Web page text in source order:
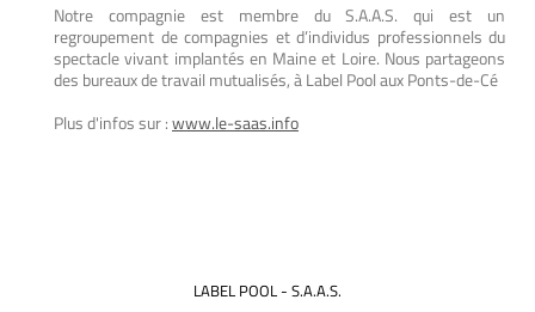
Notre compagnie est membre du S.A.A.S. qui est un
regroupement de compagnies et d’individus professionnels du
spectacle vivant implantés en Maine et Loire. Nous partageons
des bureaux de travail mutualisés, à Label Pool aux Ponts-de-Cé
Plus d'infos sur :www.le-saas.info
LABEL POOL - S.A.A.S.